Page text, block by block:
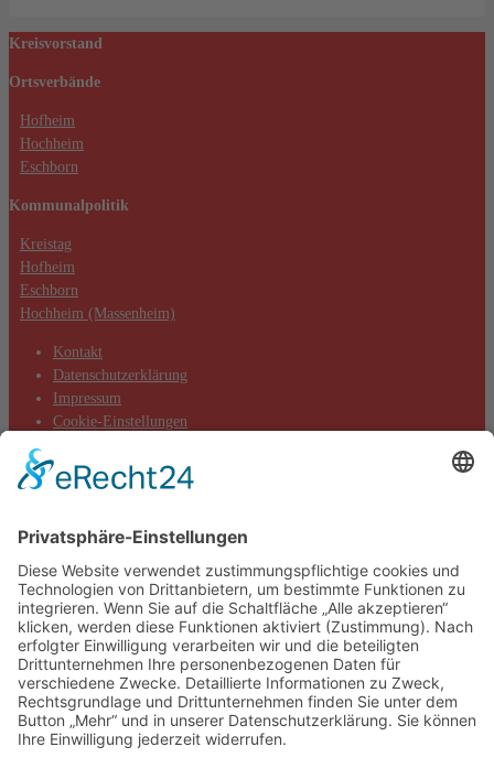
Akzeptieren
Kreisvorstand
Ortsverbände
Hofheim
Hochheim
Eschborn
Kommunalpolitik
Kreistag
Hofheim
Eschborn
Hochheim (Massenheim)
Kontakt
Datenschutzerklärung
Impressum
Cookie-Einstellungen
Aktuelles
Aktionen
Termine
DIE LINKE. Kreisverband Main-Taunus